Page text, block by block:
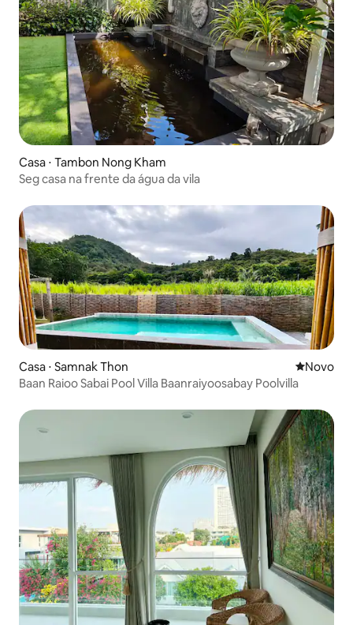
Casa ⋅ Tambon Nong Kham
Seg casa na frente da água da vila
Casa ⋅ Samnak Thon Novo
Novo
Baan Raioo Sabai Pool Villa Baanraiyoosabay Poolvilla